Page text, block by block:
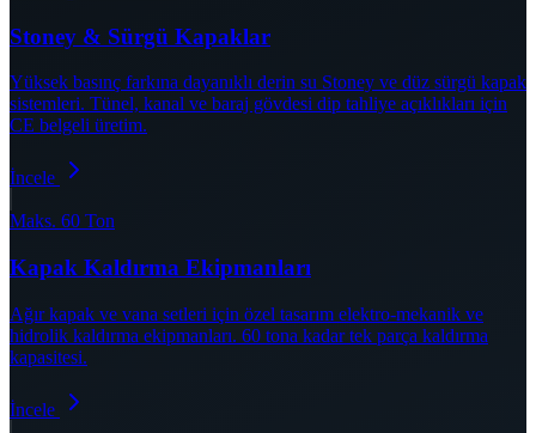
Stoney & Sürgü Kapaklar
Yüksek basınç farkına dayanıklı derin su Stoney ve düz sürgü kapak
sistemleri. Tünel, kanal ve baraj gövdesi dip tahliye açıklıkları için
CE belgeli üretim.
İncele
Maks. 60 Ton
Kapak Kaldırma Ekipmanları
Ağır kapak ve vana setleri için özel tasarım elektro-mekanik ve
hidrolik kaldırma ekipmanları. 60 tona kadar tek parça kaldırma
kapasitesi.
İncele